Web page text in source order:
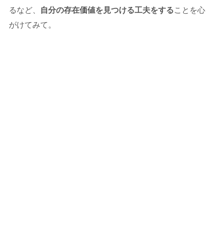
るなど、
自分の存在価値を見つける工夫をすることを心
がけてみて。